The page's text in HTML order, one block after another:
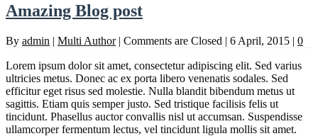
Amazing Blog post
By admin | Multi Author | Comments are Closed | 6 April, 2015 | 0
Lorem ipsum dolor sit amet, consectetur adipiscing elit. Sed varius
ultricies metus. Donec ac ex porta libero venenatis sodales. Sed
efficitur eget risus sed molestie. Nulla blandit bibendum metus ut
sagittis. Etiam quis semper justo. Sed tristique facilisis felis ut
tincidunt. Phasellus auctor convallis nisl ut accumsan. Suspendisse
ullamcorper fermentum lectus, vel tincidunt ligula mollis sit amet.